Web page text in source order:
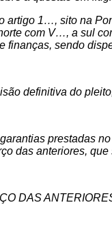
artigo 1…, sito na
com V…, a sul
sendo
definitiva do
prestadas
das anteriores,
DAS